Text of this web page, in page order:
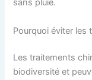
sans pluie.
Pourquoi éviter les
Les traitements
biodiversité et